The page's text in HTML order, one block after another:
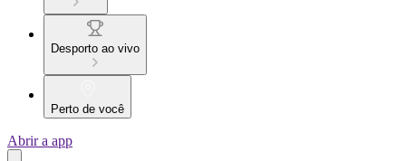
Desporto ao vivo
Perto de você
Abrir a app